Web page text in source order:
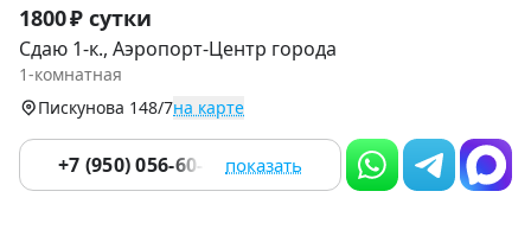
1
of
9
1800 ₽ сутки
Сдаю 1-к., Аэропорт-Центр города
1-комнатная
Пискунова 148/7на карте
+7 (950) 056-60-06 показать